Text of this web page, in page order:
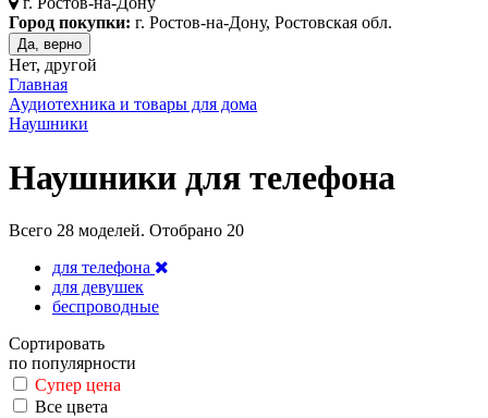
Город покупки: г. Ростов-на-Дону, Ростовская обл.
Да, верно
Нет, другой
Главная
Аудиотехника и товары для дома
Наушники
Наушники для телефона
Всего 28 моделей. Отобрано 20
для телефона
для девушек
беспроводные
Сортировать
по популярности
Супер цена
Все цвета